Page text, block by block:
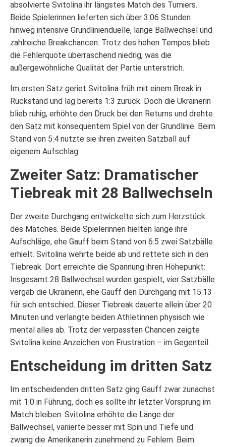
absolvierte Svitolina ihr längstes Match des Turniers.
Beide Spielerinnen lieferten sich über 3:06 Stunden
hinweg intensive Grundlinienduelle, lange Ballwechsel und
zahlreiche Breakchancen. Trotz des hohen Tempos blieb
die Fehlerquote überraschend niedrig, was die
außergewöhnliche Qualität der Partie unterstrich.
Im ersten Satz geriet Svitolina früh mit einem Break in
Rückstand und lag bereits 1:3 zurück. Doch die Ukrainerin
blieb ruhig, erhöhte den Druck bei den Returns und drehte
den Satz mit konsequentem Spiel von der Grundlinie. Beim
Stand von 5:4 nutzte sie ihren zweiten Satzball auf
eigenem Aufschlag.
Zweiter Satz: Dramatischer
Tiebreak mit 28 Ballwechseln
Der zweite Durchgang entwickelte sich zum Herzstück
des Matches. Beide Spielerinnen hielten lange ihre
Aufschläge, ehe Gauff beim Stand von 6:5 zwei Satzbälle
erhielt. Svitolina wehrte beide ab und rettete sich in den
Tiebreak. Dort erreichte die Spannung ihren Höhepunkt:
Insgesamt 28 Ballwechsel wurden gespielt, vier Satzbälle
vergab die Ukrainerin, ehe Gauff den Durchgang mit 15:13
für sich entschied. Dieser Tiebreak dauerte allein über 20
Minuten und verlangte beiden Athletinnen physisch wie
mental alles ab. Trotz der verpassten Chancen zeigte
Svitolina keine Anzeichen von Frustration – im Gegenteil.
Entscheidung im dritten Satz
Im entscheidenden dritten Satz ging Gauff zwar zunächst
mit 1:0 in Führung, doch es sollte ihr letzter Vorsprung im
Match bleiben. Svitolina erhöhte die Länge der
Ballwechsel, variierte besser mit Spin und Tiefe und
zwang die Amerikanerin zunehmend zu Fehlern. Beim